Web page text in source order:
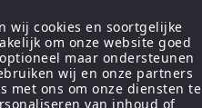
wij cookies en soortgelijke
om onze website goed
maar ondersteunen
wij en onze partners
met ons om onze diensten te
van inhoud of